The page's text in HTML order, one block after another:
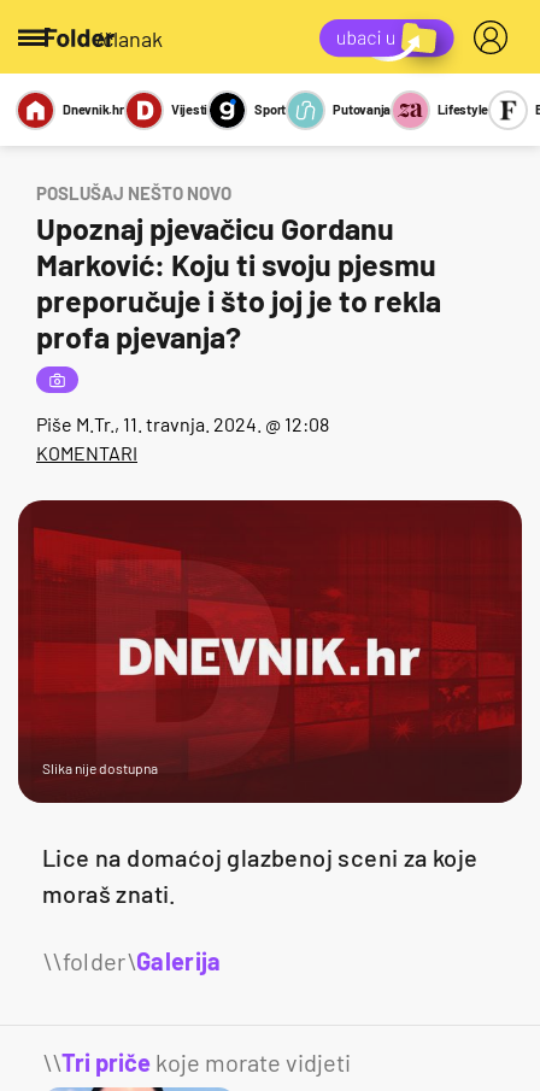
/članak
Miks Kviz
Report
Sexy
Dnevnik.hr Vijesti Sport Putovanja Lifestyle
POSLUŠAJ NEŠTO NOVO
Upoznaj pjevačicu Gordanu
Marković: Koju ti svoju pjesmu
preporučuje i što joj je to rekla
profa pjevanja?
Piše M.Tr. , 11. travnja. 2024. @ 12:08
KOMENTARI
Slika nije dostupna
Lice na domaćoj glazbenoj sceni za koje
moraš znati.
Galerija
\\Tri priče koje morate vidjeti